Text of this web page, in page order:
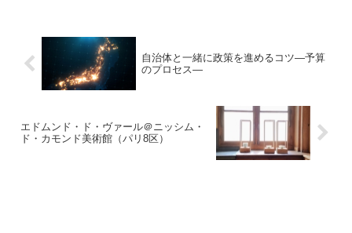
自治体と一緒に政策を進めるコツ―予算
のプロセス―
エドムンド・ド・ヴァール＠ニッシム・
ド・カモンド美術館（パリ8区）